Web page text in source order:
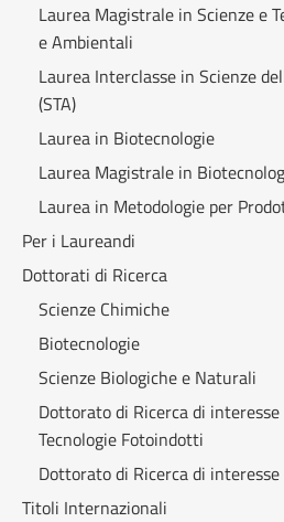
Laurea Magistrale in Scienze e
e Ambientali
Laurea Interclasse in Scienze
(STA)
Laurea in Biotecnologie
Laurea Magistrale in
Laurea in Metodologie per
Per i Laureandi
Dottorati di Ricerca
Scienze Chimiche
Biotecnologie
Scienze Biologiche e Naturali
Dottorato di Ricerca di
Tecnologie Fotoindotti
Dottorato di Ricerca di
Titoli Internazionali